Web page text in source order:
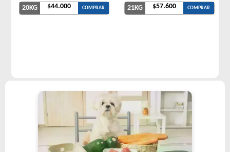
20KG $44.000 COMPRAR 21KG $57.600 COMPRAR